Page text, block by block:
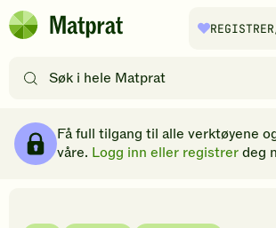
Hopp til hovedinnhold
Matprat
REGISTRER
etter
filtre
Få full tilgang til alle verktøyene
våre. Logg inn eller registrerdeg